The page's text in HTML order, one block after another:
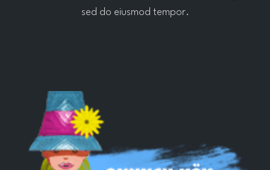
sed do eiusmod tempor.